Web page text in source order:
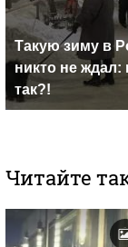
Такую зиму в
никто не ждал:
так?!
Читайте